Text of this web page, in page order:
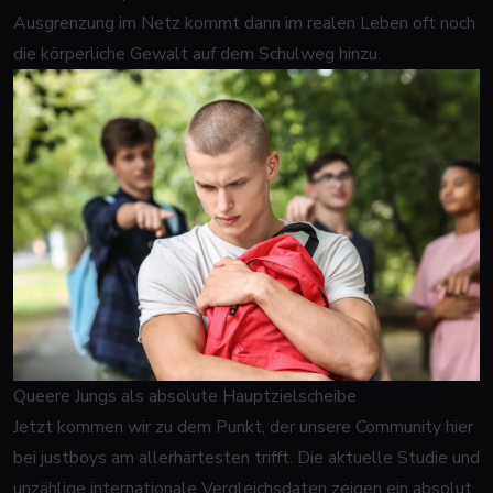
Ausgrenzung im Netz kommt dann im realen Leben oft noch
die körperliche Gewalt auf dem Schulweg hinzu.
Queere Jungs als absolute Hauptzielscheibe
Jetzt kommen wir zu dem Punkt, der unsere Community hier
bei justboys am allerhärtesten trifft. Die aktuelle Studie und